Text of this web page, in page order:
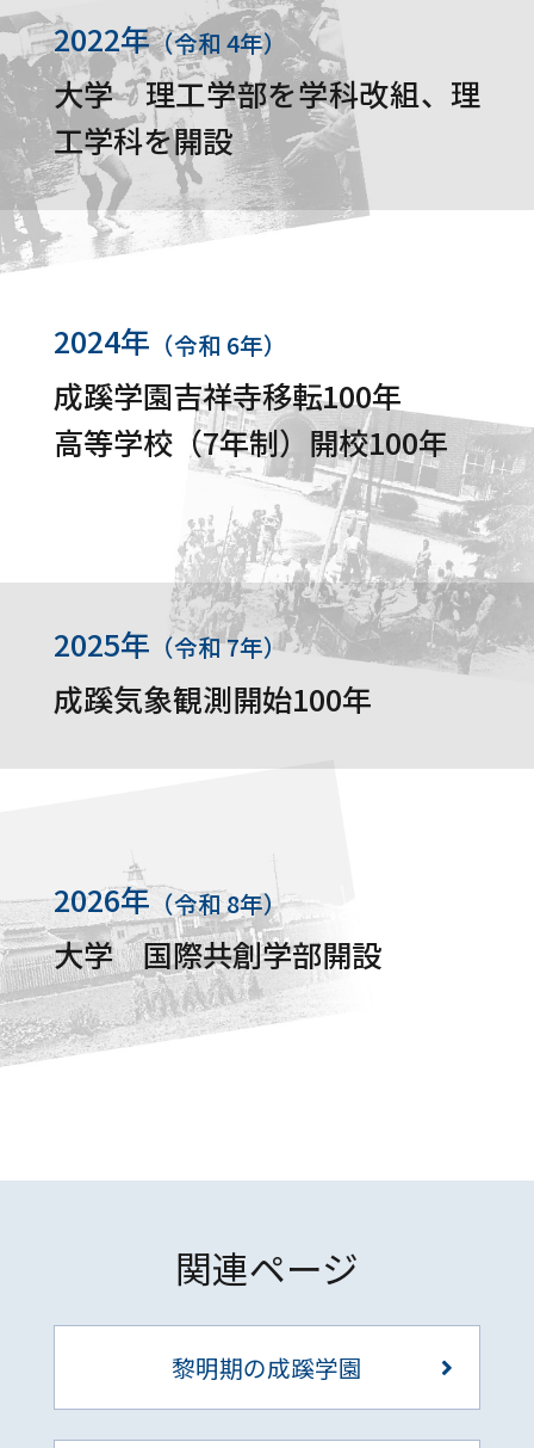
2022年（令和 4年）
大学 理工学部を学科改組、理
工学科を開設
2024年 （令和 6年）
成蹊学園吉祥寺移転100年
高等学校（7年制）開校100年
2025年 （令和 7年）
成蹊気象観測開始100年
2026年 （令和 8年）
大学 国際共創学部開設
関連ページ
黎明期の成蹊学園